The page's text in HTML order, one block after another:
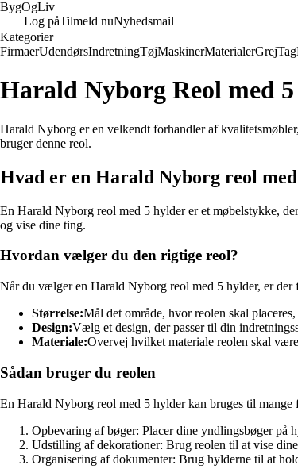
BygOgLiv
Log påTilmeld nuNyhedsmail
Kategorier
FirmaerUdendørsIndretningTøjMaskinerMaterialerGrejTag
Harald Nyborg Reol med
Harald Nyborg er en velkendt forhandler af
bruger denne reol.
Hvad er en Harald Nyborg reol
En Harald Nyborg reol med 5 hylder er et møbelstykke,
og vise dine ting.
Hvordan vælger du den rigtige reol?
Når du vælger en Harald Nyborg reol med 5 hylder, er der
Størrelse:Mål det område, hvor reolen skal
Design:Vælg et design, der passer til din
Materiale:Overvej hvilket materiale reolen skal
Sådan bruger du reolen
En Harald Nyborg reol med 5 hylder kan bruges til mange
Opbevaring af bøger: Placer dine yndlingsbøger på
Udstilling af dekorationer: Brug reolen til at vise
Organisering af dokumenter: Brug hylderne til at